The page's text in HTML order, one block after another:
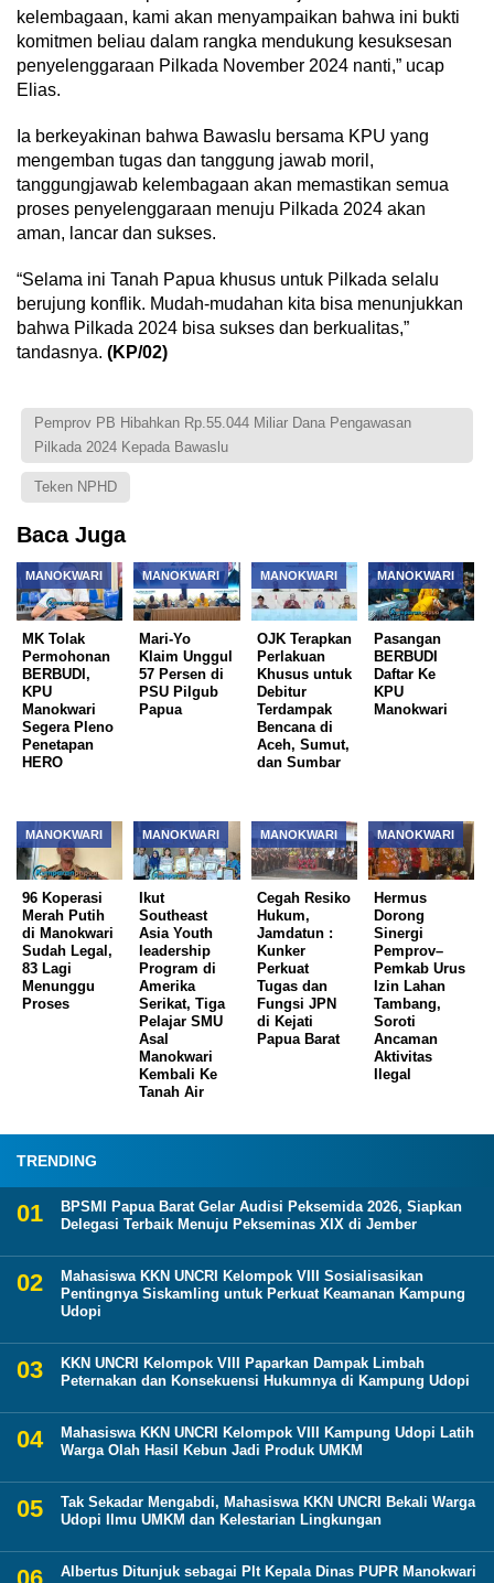
kelembagaan, kami akan menyampaikan bahwa ini bukti
komitmen beliau dalam rangka mendukung kesuksesan
penyelenggaraan Pilkada November 2024 nanti,” ucap
Elias.
Ia berkeyakinan bahwa Bawaslu bersama KPU yang
mengemban tugas dan tanggung jawab moril,
tanggungjawab kelembagaan akan memastikan semua
proses penyelenggaraan menuju Pilkada 2024 akan
aman, lancar dan sukses.
“Selama ini Tanah Papua khusus untuk Pilkada selalu
berujung konflik. Mudah-mudahan kita bisa menunjukkan
bahwa Pilkada 2024 bisa sukses dan berkualitas,”
tandasnya. (KP/02)
Pemprov PB Hibahkan Rp.55.044 Miliar Dana Pengawasan
Pilkada 2024 Kepada Bawaslu
Teken NPHD
Baca Juga
MANOKWARI
MK Tolak
Permohonan
BERBUDI,
KPU
Manokwari
Segera Pleno
Penetapan
HERO
MANOKWARI
Mari-Yo
Klaim Unggul
57 Persen di
PSU Pilgub
Papua
MANOKWARI
OJK Terapkan
Perlakuan
Khusus untuk
Debitur
Terdampak
Bencana di
Aceh, Sumut,
dan Sumbar
MANOKWARI
Pasangan
BERBUDI
Daftar Ke
KPU
Manokwari
MANOKWARI
96 Koperasi
Merah Putih
di Manokwari
Sudah Legal,
83 Lagi
Menunggu
Proses
MANOKWARI
Ikut
Southeast
Asia Youth
leadership
Program di
Amerika
Serikat, Tiga
Pelajar SMU
Asal
Manokwari
Kembali Ke
Tanah Air
MANOKWARI
Cegah Resiko
Hukum,
Jamdatun :
Kunker
Perkuat
Tugas dan
Fungsi JPN
di Kejati
Papua Barat
MANOKWARI
Hermus
Dorong
Sinergi
Pemprov–
Pemkab Urus
Izin Lahan
Tambang,
Soroti
Ancaman
Aktivitas
Ilegal
TRENDING
BPSMI Papua Barat Gelar Audisi Peksemida 2026, Siapkan
Delegasi Terbaik Menuju Pekseminas XIX di Jember
Mahasiswa KKN UNCRI Kelompok VIII Sosialisasikan
Pentingnya Siskamling untuk Perkuat Keamanan Kampung
Udopi
KKN UNCRI Kelompok VIII Paparkan Dampak Limbah
Peternakan dan Konsekuensi Hukumnya di Kampung Udopi
Mahasiswa KKN UNCRI Kelompok VIII Kampung Udopi Latih
Warga Olah Hasil Kebun Jadi Produk UMKM
Tak Sekadar Mengabdi, Mahasiswa KKN UNCRI Bekali Warga
Udopi Ilmu UMKM dan Kelestarian Lingkungan
Albertus Ditunjuk sebagai Plt Kepala Dinas PUPR Manokwari